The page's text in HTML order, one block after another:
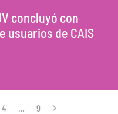
concluyó con
usuarios de CAIS
4 … 9